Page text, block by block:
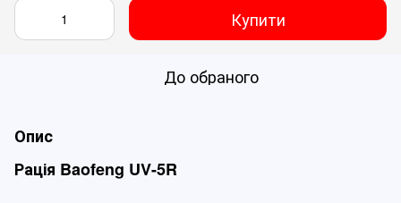
Купити
До обраного
Опис
Рація Baofeng UV-5R